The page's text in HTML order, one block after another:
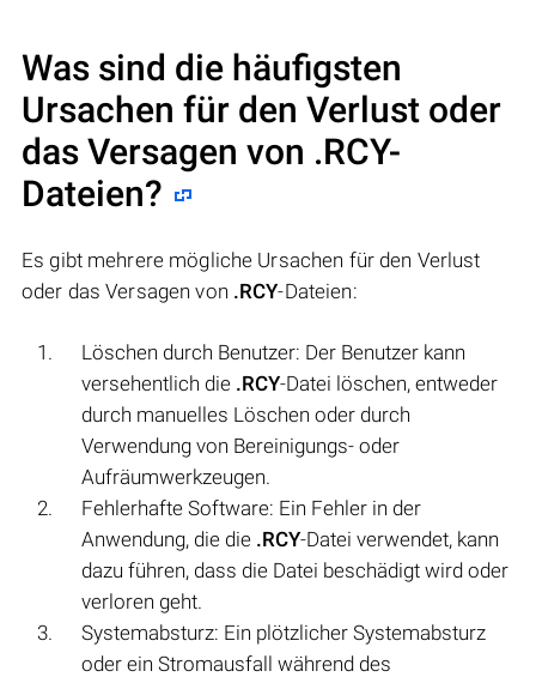
Was sind die häufigsten
Ursachen für den Verlust oder
das Versagen von .RCY-
Dateien?
Es gibt mehrere mögliche Ursachen für den Verlust
oder das Versagen von .RCY-Dateien:
Löschen durch Benutzer: Der Benutzer kann
versehentlich die .RCY-Datei löschen, entweder
durch manuelles Löschen oder durch
Verwendung von Bereinigungs- oder
Aufräumwerkzeugen.
Fehlerhafte Software: Ein Fehler in der
Anwendung, die die .RCY-Datei verwendet, kann
dazu führen, dass die Datei beschädigt wird oder
verloren geht.
Systemabsturz: Ein plötzlicher Systemabsturz
oder ein Stromausfall während des